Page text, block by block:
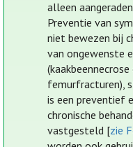
alleen
Preventie van
niet bewezen bij
van ongewenste
femurfracturen),
is een preventief
chronische
vastgesteld [zie